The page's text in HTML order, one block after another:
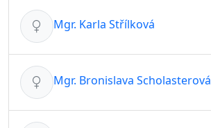
Mgr. Karla Střílková
Mgr. Bronislava Scholasterová